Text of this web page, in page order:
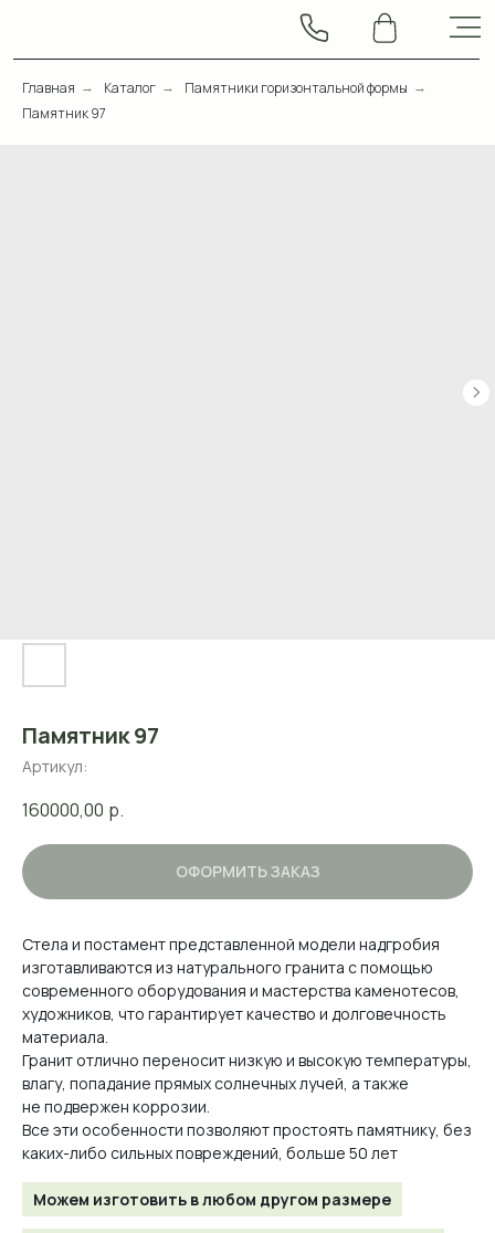
Главная → Каталог → Памятники горизонтальной формы →
Памятник 97
Памятник 97
Артикул:
160000,00 р.
ОФОРМИТЬ ЗАКАЗ
Стела и постамент представленной модели надгробия
изготавливаются из натурального гранита с помощью
современного оборудования и мастерства каменотесов,
художников, что гарантирует качество и долговечность
материала.
Гранит отлично переносит низкую и высокую температуры,
влагу, попадание прямых солнечных лучей, а также
не подвержен коррозии.
Все эти особенности позволяют простоять памятнику, без
каких-либо сильных повреждений, больше 50 лет
Можем изготовить в любом другом размере